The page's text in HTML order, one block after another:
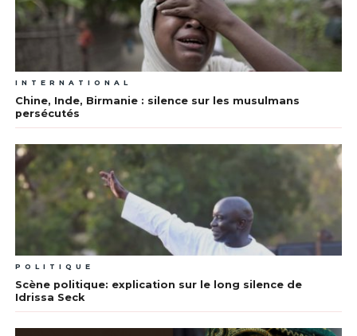
INTERNATIONAL
Chine, Inde, Birmanie : silence sur les musulmans
persécutés
POLITIQUE
Scène politique: explication sur le long silence de
Idrissa Seck